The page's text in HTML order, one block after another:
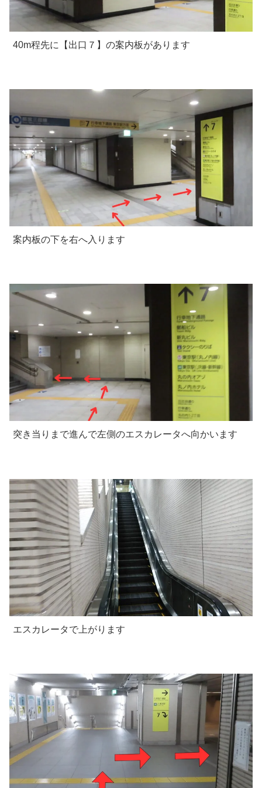
40m程先に【出口７】の案内板があります
案内板の下を右へ入ります
突き当りまで進んで左側のエスカレータへ向かいます
エスカレータで上がります